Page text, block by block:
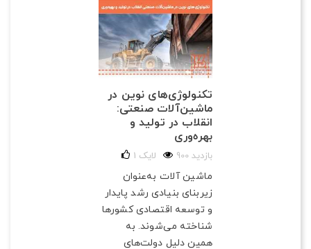
تکنولوژی‌های نوین در
ماشین‌آلات صنعتی:
انقلاب در تولید و
بهره‌وری
900 بازدید 1 لایک
ماشین آلات به‌عنوان
زیربنای بنیادی رشد پایدار
و توسعه اقتصادی کشورها
شناخته می‌شوند. به
همین دلیل دولت‌های